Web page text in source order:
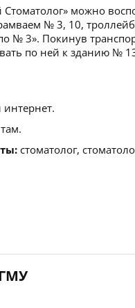
можно
№ 3, 10,
№ 3». Покинув
по ней к зданию №
стоматолог,